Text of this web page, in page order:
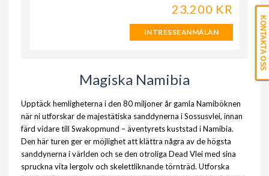
23.200 KR
INTRESSEANMÄLAN
Magiska Namibia
Upptäck hemligheterna i den 80 miljoner år gamla Namiböknen
när ni utforskar de majestätiska sanddynerna i Sossusvlei, innan
färd vidare till Swakopmund – äventyrets kuststad i Namibia.
Den här turen ger er möjlighet att klättra några av de högsta
sanddynerna i världen och se den otroliga Dead Vlei med sina
spruckna vita lergolv och skelettliknande törnträd. Utforska
KONTAKTA OSS